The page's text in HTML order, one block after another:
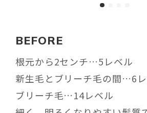
BEFORE
根元から2センチ…5レベル
新生毛とブリーチ毛の間…6
ブリーチ毛…14レベル